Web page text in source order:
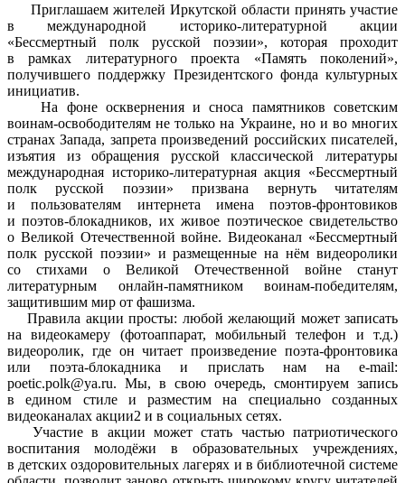
Приглашаем жителей Иркутской области принять участие
в международной историко-литературной акции
«Бессмертный полк русской поэзии», которая проходит
в рамках литературного проекта «Память поколений»,
получившего поддержку Президентского фонда культурных
инициатив.
На фоне осквернения и сноса памятников советским
воинам-освободителям не только на Украине, но и во многих
странах Запада, запрета произведений российских писателей,
изъятия из обращения русской классической литературы
международная историко-литературная акция «Бессмертный
полк русской поэзии» призвана вернуть читателям
и пользователям интернета имена поэтов-фронтовиков
и поэтов-блокадников, их живое поэтическое свидетельство
о Великой Отечественной войне. Видеоканал «Бессмертный
полк русской поэзии» и размещенные на нём видеоролики
со стихами о Великой Отечественной войне станут
литературным онлайн-памятником воинам-победителям,
защитившим мир от фашизма.
Правила акции просты: любой желающий может записать
на видеокамеру (фотоаппарат, мобильный телефон и т.д.)
видеоролик, где он читает произведение поэта-фронтовика
или поэта-блокадника и прислать нам на e-mail:
poetic.polk@ya.ru. Мы, в свою очередь, смонтируем запись
в едином стиле и разместим на специально созданных
видеоканалах акции2 и в социальных сетях.
Участие в акции может стать частью патриотического
воспитания молодёжи в образовательных учреждениях,
в детских оздоровительных лагерях и в библиотечной системе